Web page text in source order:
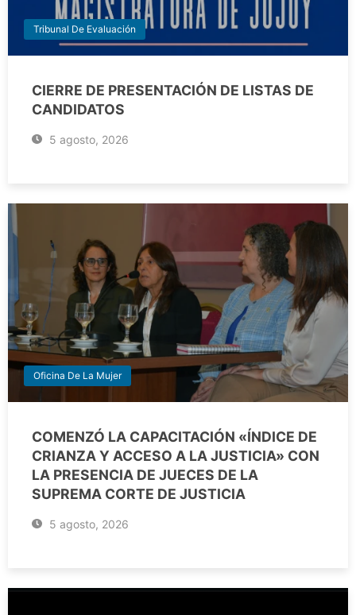
Tribunal De Evaluación
CIERRE DE PRESENTACIÓN DE LISTAS DE
CANDIDATOS
5 agosto, 2026
Oficina De La Mujer
COMENZÓ LA CAPACITACIÓN «ÍNDICE DE
CRIANZA Y ACCESO A LA JUSTICIA» CON
LA PRESENCIA DE JUECES DE LA
SUPREMA CORTE DE JUSTICIA
5 agosto, 2026